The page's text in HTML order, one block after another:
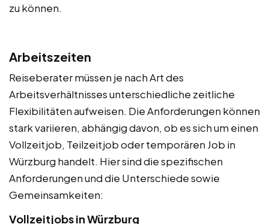
zu können.
Arbeitszeiten
Reiseberater müssen je nach Art des
Arbeitsverhältnisses unterschiedliche zeitliche
Flexibilitäten aufweisen. Die Anforderungen können
stark variieren, abhängig davon, ob es sich um einen
Vollzeitjob, Teilzeitjob oder temporären Job in
Würzburg handelt. Hier sind die spezifischen
Anforderungen und die Unterschiede sowie
Gemeinsamkeiten:
Vollzeitjobs in Würzburg